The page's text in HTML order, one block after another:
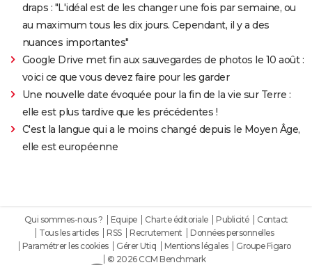
draps : "L'idéal est de les changer une fois par semaine, ou
au maximum tous les dix jours. Cependant, il y a des
nuances importantes"
Google Drive met fin aux sauvegardes de photos le 10 août :
voici ce que vous devez faire pour les garder
Une nouvelle date évoquée pour la fin de la vie sur Terre :
elle est plus tardive que les précédentes !
C'est la langue qui a le moins changé depuis le Moyen Âge,
elle est européenne
Qui sommes-nous ? Equipe Charte éditoriale Publicité
Contact
Tous les articles
RSS Recrutement
Données personnelles
Paramétrer les cookies
Gérer Utiq Mentions légales
Groupe Figaro
© 2026 CCM Benchmark